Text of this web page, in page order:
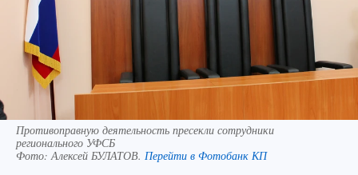
Противоправную деятельность пресекли сотрудники
регионального УФСБ
Фото: Алексей БУЛАТОВ. Перейти в Фотобанк КП